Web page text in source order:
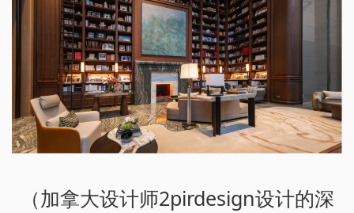
（加拿大设计师2pirdesign设计的深